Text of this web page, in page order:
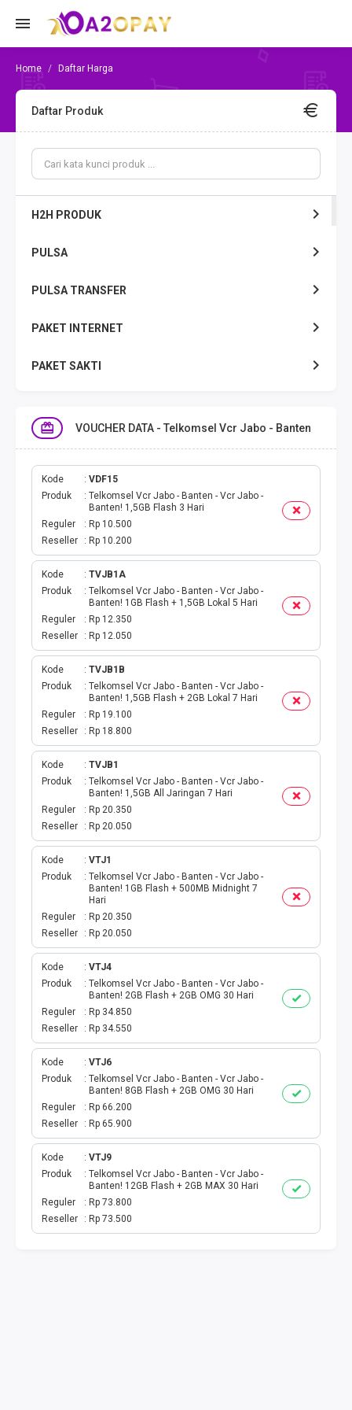
Daftar Harga
Daftar Produk
H2H PRODUK
PULSA
PULSA TRANSFER
PAKET INTERNET
PAKET SAKTI
EMONEY
PAKET SAKTI ALL OPT
TELEPON & SMS
PAKET SMS
AKTIVASI PAKET
VOUCHER DATA
VOUCHER TV
ISI ULANG GAME
TAG PLN
TAG PDAM
TAG BPJS
TAG TELKOM
HP PASCA
TAG TV PASCABAYAR
TAG CICILAN
TAG FINANCE
TAG KREDIT
TAG PBB
TAG PGN & PERTAGAS
VA BEBAS NOMINAL
TRANSFER UANG
VOUCHER DATA - Telkomsel Vcr Jabo - Banten
Kode
VDF15
Produk
Telkomsel Vcr Jabo - Banten - Vcr Jabo -
Banten! 1,5GB Flash 3 Hari
Reguler
Rp 10.500
Reseller
Rp 10.200
Kode
TVJB1A
Produk
Telkomsel Vcr Jabo - Banten - Vcr Jabo -
Banten! 1GB Flash + 1,5GB Lokal 5 Hari
Reguler
Rp 12.350
Reseller
Rp 12.050
Kode
TVJB1B
Produk
Telkomsel Vcr Jabo - Banten - Vcr Jabo -
Banten! 1,5GB Flash + 2GB Lokal 7 Hari
Reguler
Rp 19.100
Reseller
Rp 18.800
Kode
TVJB1
Produk
Telkomsel Vcr Jabo - Banten - Vcr Jabo -
Banten! 1,5GB All Jaringan 7 Hari
Reguler
Rp 20.350
Reseller
Rp 20.050
Kode
VTJ1
Produk
Telkomsel Vcr Jabo - Banten - Vcr Jabo -
Banten! 1GB Flash + 500MB Midnight 7
Hari
Reguler
Rp 20.350
Reseller
Rp 20.050
Kode
VTJ4
Produk
Telkomsel Vcr Jabo - Banten - Vcr Jabo -
Banten! 2GB Flash + 2GB OMG 30 Hari
Reguler
Rp 34.850
Reseller
Rp 34.550
Kode
VTJ6
Produk
Telkomsel Vcr Jabo - Banten - Vcr Jabo -
Banten! 8GB Flash + 2GB OMG 30 Hari
Reguler
Rp 66.200
Reseller
Rp 65.900
Kode
VTJ9
Produk
Telkomsel Vcr Jabo - Banten - Vcr Jabo -
Banten! 12GB Flash + 2GB MAX 30 Hari
Reguler
Rp 73.800
Reseller
Rp 73.500